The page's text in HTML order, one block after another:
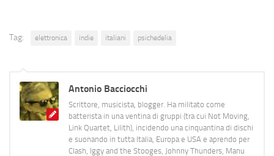
Tag: elettronica indie italiani psichedelia
Antonio Bacciocchi
Scrittore, musicista, blogger. Ha militato come
batterista in una ventina di gruppi (tra cui Not Moving,
Link Quartet, Lilith), incidendo una cinquantina di dischi
e suonando in tutta Italia, Europa e USA e aprendo per
Clash, Iggy and the Stooges, Johnny Thunders, Manu